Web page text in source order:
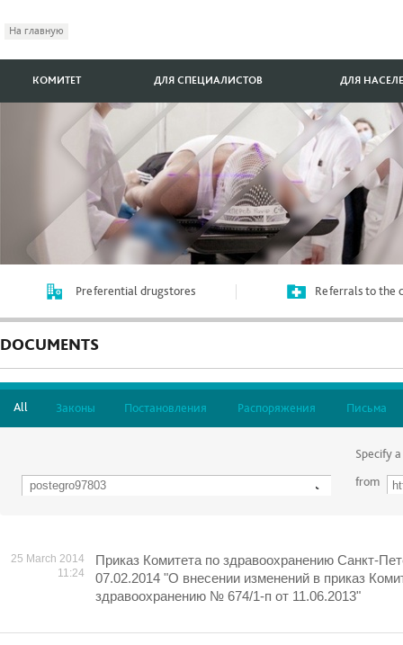
На главную
КОМИТЕТ ДЛЯ СПЕЦИАЛИСТОВ ДЛЯ
Preferential drugstores Referrals to the
DOCUMENTS
All Законы Постановления Распоряжения Письма
Specify
from
25 March 2014
11:24
Приказ Комитета по здравоохранению Санкт-
07.02.2014 "О внесении изменений в приказ
здравоохранению № 674/1-п от 11.06.2013"